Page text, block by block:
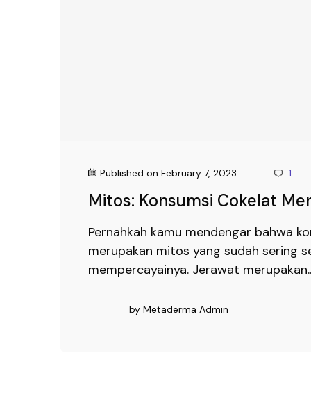
Published on February 7, 2023 1
Mitos: Konsumsi Cokelat
Pernahkah kamu mendengar bahwa
merupakan mitos yang sudah sering
mempercayainya. Jerawat
by Metaderma Admin